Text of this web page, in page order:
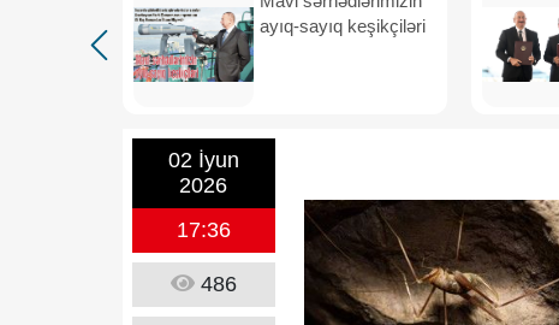
ayıq-sayıq keşikçiləri
02 İyun
2026
17:36
486